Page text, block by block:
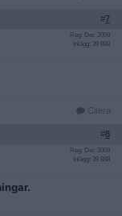
#7
Reg: Dec 2009
Inlägg: 39 888
Citera
#8
Reg: Dec 2009
Inlägg: 39 888